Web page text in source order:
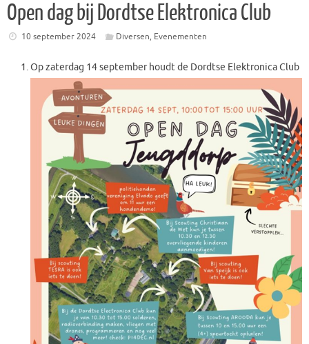
Open dag bij Dordtse Elektronica Club
10 september 2024 Diversen, Evenementen
Op zaterdag 14 september houdt de Dordtse Elektronica Club